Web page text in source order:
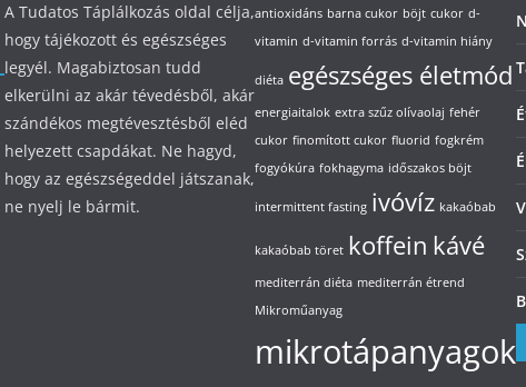
A Tudatos Táplálkozás oldal célja,
hogy tájékozott és egészséges
legyél. Magabiztosan tudd
elkerülni az akár tévedésből, akár
szándékos megtévesztésből eléd
helyezett csapdákat. Ne hagyd,
hogy az egészségeddel játszanak,
ne nyelj le bármit.
antioxidáns barna cukor böjt cukor d-
vitamin d-vitamin forrás d-vitamin hiány
diéta egészséges életmód
energiaitalok extra szűz olívaolaj fehér
cukor finomított cukor fluorid fogkrém
fogyókúra fokhagyma időszakos böjt
intermittent fasting ivóvíz kakaóbab
kakaóbab töret koffein kávé
mediterrán diéta mediterrán étrend
Mikroműanyag
mikrotápanyagok